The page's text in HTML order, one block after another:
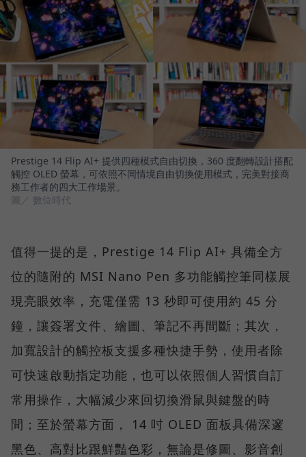
Prestige 14 Flip AI+ 提供四種模式自由切換，360 度翻轉設計搭配
觸控 OLED 螢幕，可依照不同情境自由切換使用模式，完美對接商
務工作者的四大工作場景。
圖／ 數位時代
值得一提的是，Prestige 14 Flip AI+ 具備全方
位的隨附的 MSI Nano Pen 多功能觸控筆同樣展
現亮眼效率，充電僅需 13 秒即可使用約 45 分
鐘，讓簽署文件、繪圖、筆記不再間斷；其次，
加寬設計的觸控板支援多種快捷手勢，使用者除
可快速啟動指定功能，也可以依照個人習慣自訂
常用操作，大幅減少來回切換滑鼠與鍵盤的時
間；至於螢幕方面， 14 吋 OLED 面板具備深邃
黑色、高對比跟鮮豔色彩，無論是修圖、影音創